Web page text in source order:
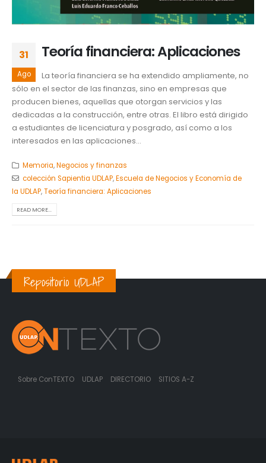
31
Ago
Teoría financiera: Aplicaciones
La teoría financiera se ha extendido ampliamente, no
sólo en el sector de las finanzas, sino en empresas que
producen bienes, aquellas que otorgan servicios y las
dedicadas a la construcción, entre otras. El libro está dirigido
a estudiantes de licenciatura y posgrado, así como a los
interesados en las aplicaciones...
Memoria,Negocios y finanzas
colección Sapientia UDLAP,Escuela de Negocios y Economía de
la UDLAP,Teoría financiera: Aplicaciones
READ MORE...
Repositorio UDLAP
Sobre ConTEXTO UDLAP DIRECTORIO SITIOS A-Z